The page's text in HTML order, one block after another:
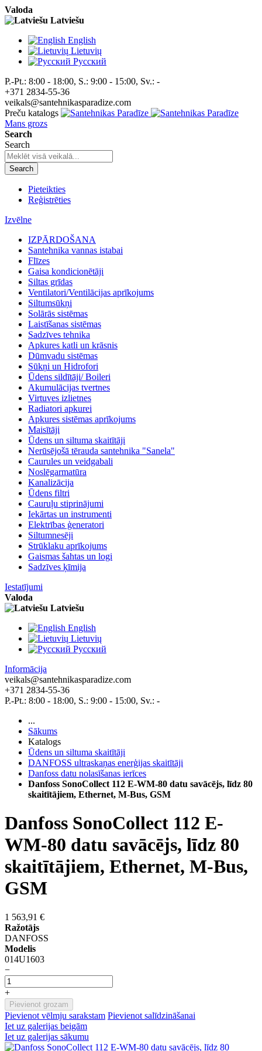
Valoda
Latviešu
English
Lietuvių
Pусский
P.-Pt.: 8:00 - 18:00, S.: 9:00 - 15:00, Sv.: -
+371 2834-55-36
veikals@santehnikasparadize.com
Preču katalogs
Mans grozs
Search
Search
Search
Pieteikties
Reģistrēties
Izvēlne
IZPĀRDOŠANA
Santehnika vannas istabai
Flīzes
Gaisa kondicionētāji
Siltas grīdas
Ventilatori/Ventilācijas aprīkojums
Siltumsūkņi
Solārās sistēmas
Laistīšanas sistēmas
Sadzīves tehnika
Apkures katli un krāsnis
Dūmvadu sistēmas
Sūkņi un Hidrofori
Ūdens sildītāji/ Boileri
Akumulācijas tvertnes
Virtuves izlietnes
Radiatori apkurei
Apkures sistēmas aprīkojums
Maisītāji
Ūdens un siltuma skaitītāji
Nerūsējošā tērauda santehnika "Sanela"
Caurules un veidgabali
Noslēgarmatūra
Kanalizācija
Ūdens filtri
Cauruļu stiprinājumi
Iekārtas un instrumenti
Elektrības ģeneratori
Siltumnesēji
Strūklaku aprīkojums
Gaismas šahtas un logi
Sadzīves ķīmija
Iestatījumi
Valoda
Latviešu
English
Lietuvių
Pусский
Informācija
veikals@santehnikasparadize.com
+371 2834-55-36
P.-Pt.: 8:00 - 18:00, S.: 9:00 - 15:00, Sv.: -
...
Sākums
Katalogs
Ūdens un siltuma skaitītāji
DANFOSS ultraskaņas enerģijas skaitītāji
Danfoss datu nolasīšanas ierīces
Danfoss SonoCollect 112 E-WM-80 datu savācējs, līdz 80
skaitītājiem, Ethernet, M-Bus, GSM
Danfoss SonoCollect 112 E-
WM-80 datu savācējs, līdz 80
skaitītājiem, Ethernet, M-Bus,
GSM
1 563,91 €
Ražotājs
DANFOSS
Modelis
014U1603
−
+
Pievienot grozam
Pievienot vēlmju sarakstam Pievienot salīdzināšanai
Iet uz galerijas beigām
Iet uz galerijas sākumu